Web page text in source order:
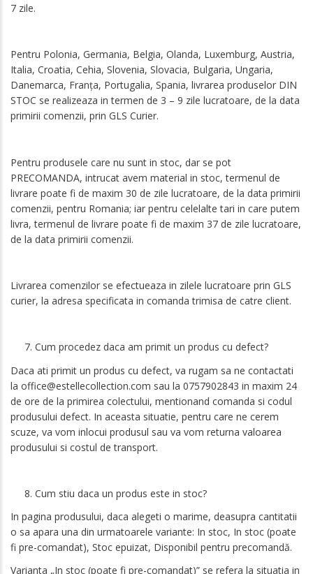
7 zile.
Pentru Polonia, Germania, Belgia, Olanda, Luxemburg, Austria,
Italia, Croatia, Cehia, Slovenia, Slovacia, Bulgaria, Ungaria,
Danemarca, Franța, Portugalia, Spania, livrarea produselor DIN
STOC se realizeaza in termen de 3 – 9 zile lucratoare, de la data
primirii comenzii, prin GLS Curier.
Pentru produsele care nu sunt in stoc, dar se pot
PRECOMANDA, intrucat avem material in stoc, termenul de
livrare poate fi de maxim 30 de zile lucratoare, de la data primirii
comenzii, pentru Romania; iar pentru celelalte tari in care putem
livra, termenul de livrare poate fi de maxim 37 de zile lucratoare,
de la data primirii comenzii.
Livrarea comenzilor se efectueaza in zilele lucratoare prin GLS
curier, la adresa specificata in comanda trimisa de catre client.
7. Cum procedez daca am primit un produs cu defect?
Daca ati primit un produs cu defect, va rugam sa ne contactati
la office@estellecollection.com sau la 0757902843 in maxim 24
de ore de la primirea colectului, mentionand comanda si codul
produsului defect. In aceasta situatie, pentru care ne cerem
scuze, va vom inlocui produsul sau va vom returna valoarea
produsului si costul de transport.
8. Cum stiu daca un produs este in stoc?
In pagina produsului, daca alegeti o marime, deasupra cantitatii
o sa apara una din urmatoarele variante: In stoc, In stoc (poate
fi pre-comandat), Stoc epuizat, Disponibil pentru precomandă.
Varianta „In stoc (poate fi pre-comandat)” se refera la situatia in